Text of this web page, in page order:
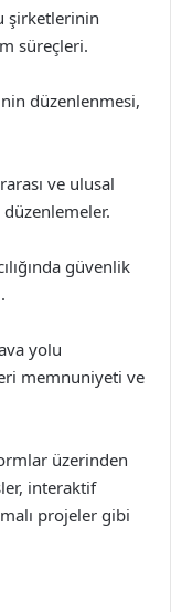
şirketlerinin
süreçleri.
düzenlenmesi,
ve ulusal
düzenlemeler.
güvenlik
yolu
memnuniyeti ve
üzerinden
interaktif
projeler gibi